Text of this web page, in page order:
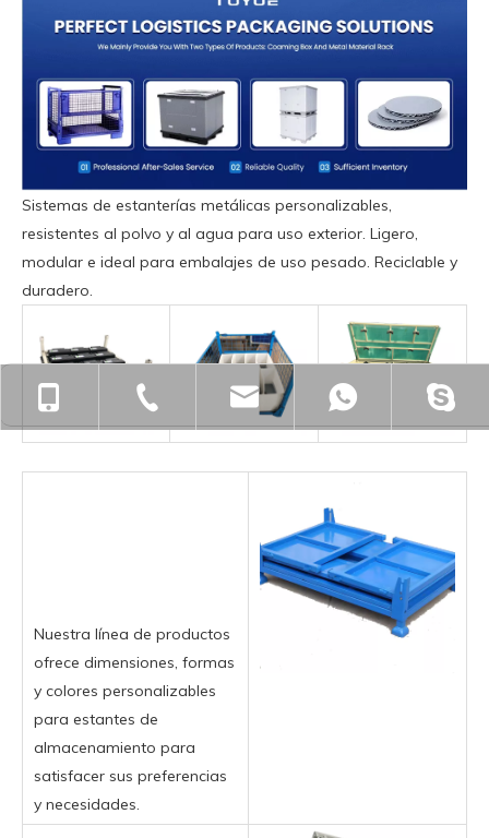
Sistemas de estanterías metálicas personalizables,
resistentes al polvo y al agua para uso exterior. Ligero,
modular e ideal para embalajes de uso pesado. Reciclable y
duradero.
Nuestra línea de productos
ofrece dimensiones, formas
y colores personalizables
para estantes de
almacenamiento para
satisfacer sus preferencias
y necesidades.
+86-18901563989+86-512-55391251 +86-